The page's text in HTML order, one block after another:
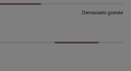
Demasiado grande